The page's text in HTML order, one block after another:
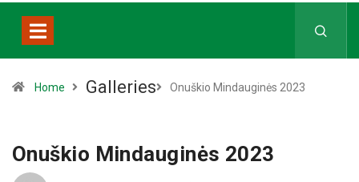
Home Galleries Onuškio Mindauginės 2023
Onuškio Mindauginės 2023